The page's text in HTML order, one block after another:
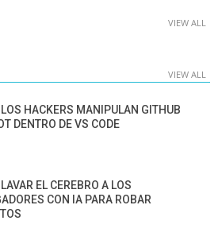
VIEW ALL
VIEW ALL
HACKERS MANIPULAN GITHUB
DENTRO DE VS CODE
EL CEREBRO A LOS
CON IA PARA ROBAR